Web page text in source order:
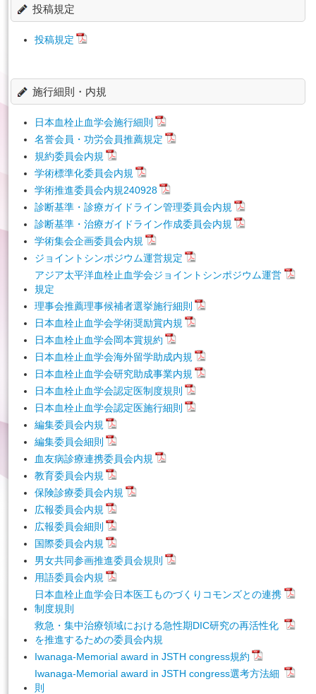
投稿規定
投稿規定
施行細則・内規
日本血栓止血学会施行細則
名誉会員・功労会員推薦規定
規約委員会内規
学術標準化委員会内規
学術推進委員会内規240928
診断基準・診療ガイドライン管理委員会内規
診断基準・治療ガイドライン作成委員会内規
学術集会企画委員会内規
ジョイントシンポジウム運営規定
アジア太平洋血栓止血学会ジョイントシンポジウム運営
規定
理事会推薦理事候補者選挙施行細則
日本血栓止血学会学術奨励賞内規
日本血栓止血学会岡本賞規約
日本血栓止血学会海外留学助成内規
日本血栓止血学会研究助成事業内規
日本血栓止血学会認定医制度規則
日本血栓止血学会認定医施行細則
編集委員会内規
編集委員会細則
血友病診療連携委員会内規
教育委員会内規
保険診療委員会内規
広報委員会内規
広報委員会細則
国際委員会内規
男女共同参画推進委員会規則
用語委員会内規
日本血栓止血学会日本医工ものづくりコモンズとの連携
制度規則
救急・集中治療領域における急性期DIC研究の再活性化
を推進するための委員会内規
Iwanaga-Memorial award in JSTH congress規約
Iwanaga-Memorial award in JSTH congress選考方法細
則